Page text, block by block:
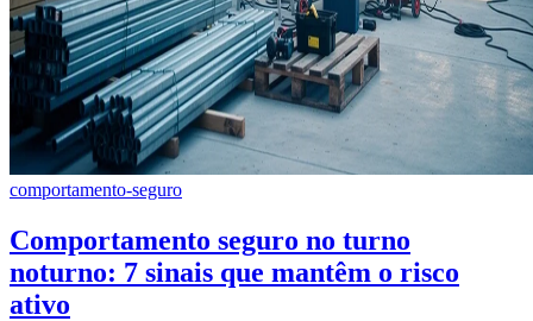
comportamento-seguro
Comportamento seguro no turno
noturno: 7 sinais que mantêm o risco
ativo